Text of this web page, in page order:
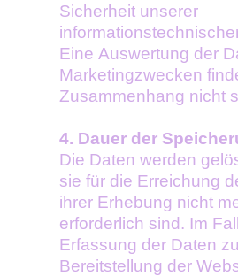
Sicherheit unserer
Eine Auswertung der
Marketingzwecken
Zusammenhang nicht
4. Dauer der
Die Daten werden
sie für die Erreichung
ihrer Erhebung nicht
erforderlich sind. Im
Erfassung der Daten
Bereitstellung der